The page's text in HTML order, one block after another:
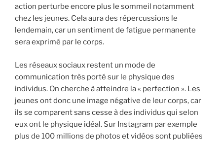
action perturbe encore plus le sommeil notamment
chez les jeunes. Cela aura des répercussions le
lendemain, car un sentiment de fatigue permanente
sera exprimé par le corps.
Les réseaux sociaux restent un mode de
communication très porté sur le physique des
individus. On cherche à atteindre la « perfection ». Les
jeunes ont donc une image négative de leur corps, car
ils se comparent sans cesse à des individus qui selon
eux ont le physique idéal. Sur Instagram par exemple
plus de 100 millions de photos et vidéos sont publiées